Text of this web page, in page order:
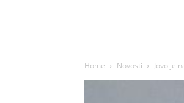
Home Novosti Jovo je